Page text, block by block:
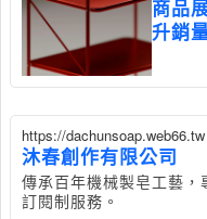
商品
升銷
https://dachunsoap.web66.tw
沐春創作有限公司
傳承百年機械製皂工藝
訂閱制服務。